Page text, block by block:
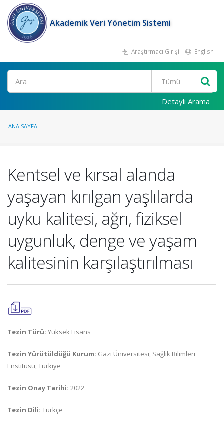
Akademik Veri Yönetim Sistemi
Araştırmacı Girişi English
Ara
Detaylı Arama
ANA SAYFA
Kentsel ve kırsal alanda
yaşayan kırılgan yaşlılarda
uyku kalitesi, ağrı, fiziksel
uygunluk, denge ve yaşam
kalitesinin karşılaştırılması
Tezin Türü: Yüksek Lisans
Tezin Yürütüldüğü Kurum: Gazi Üniversitesi, Sağlık Bilimleri
Enstitüsü, Türkiye
Tezin Onay Tarihi: 2022
Tezin Dili: Türkçe